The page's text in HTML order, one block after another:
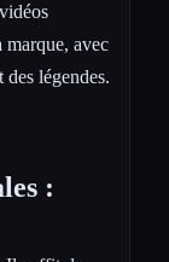
marque, avec
légendes.
: